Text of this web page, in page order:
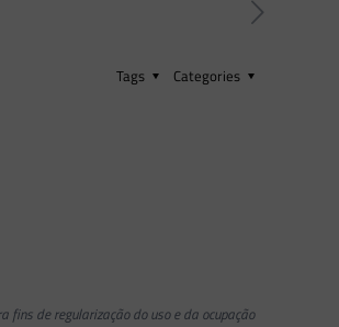
Categories
Tags
de regularização do uso e da ocupação